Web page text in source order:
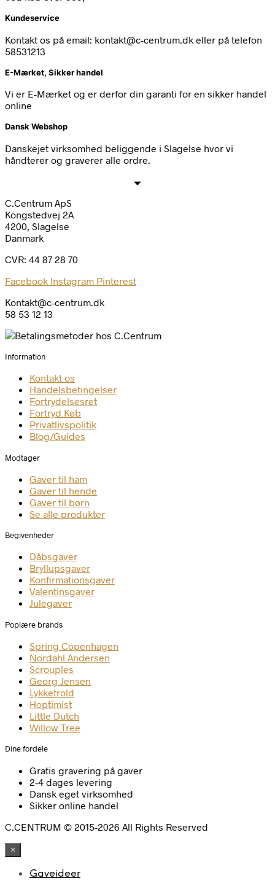
Kundeservice
Kontakt os på email: kontakt@c-centrum.dk eller på telefon
58531213
E-Mærket, Sikker handel
Vi er E-Mærket og er derfor din garanti for en sikker handel
online
Dansk Webshop
Danskejet virksomhed beliggende i Slagelse hvor vi
håndterer og graverer alle ordre.
C.Centrum ApS
Kongstedvej 2A
4200, Slagelse
Danmark
CVR: 44 87 28 70
Facebook Instagram Pinterest
Kontakt@c-centrum.dk
58 53 12 13
Information
Kontakt os
Handelsbetingelser
Fortrydelsesret
Fortryd Køb
Privatlivspolitik
Blog/Guides
Modtager
Gaver til ham
Gaver til hende
Gaver til børn
Se alle produkter
Begivenheder
Dåbsgaver
Bryllupsgaver
Konfirmationsgaver
Valentinsgaver
Julegaver
Poplære brands
Spring Copenhagen
Nordahl Andersen
Scrouples
Georg Jensen
Lykketrold
Hoptimist
Little Dutch
Willow Tree
Dine fordele
Gratis gravering på gaver
2-4 dages levering
Dansk eget virksomhed
Sikker online handel
C.CENTRUM © 2015-2026 All Rights Reserved
×
Gaveideer